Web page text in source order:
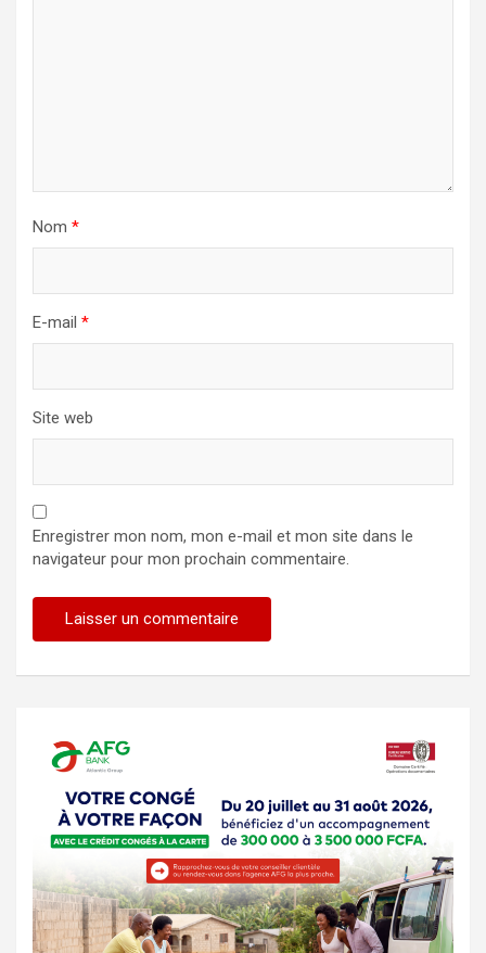
Nom *
E-mail *
Site web
Enregistrer mon nom, mon e-mail et mon site dans le
navigateur pour mon prochain commentaire.